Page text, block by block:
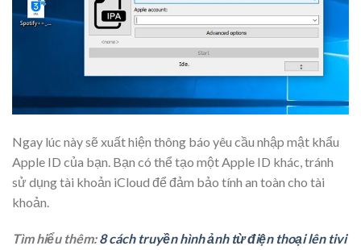
Ngay lúc này sẽ xuất hiện thông báo yêu cầu nhập mật khẩu
Apple ID của bạn. Bạn có thể tạo một Apple ID khác, tránh
sử dụng tài khoản iCloud để đảm bảo tính an toàn cho tài
khoản.
Tìm hiểu thêm:8 cách truyền hình ảnh từ điện thoại lên tivi